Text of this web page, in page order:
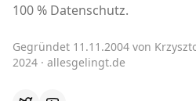
100 % Datenschutz.
Gegründet 11.11.2004 von
2024 · allesgelingt.de